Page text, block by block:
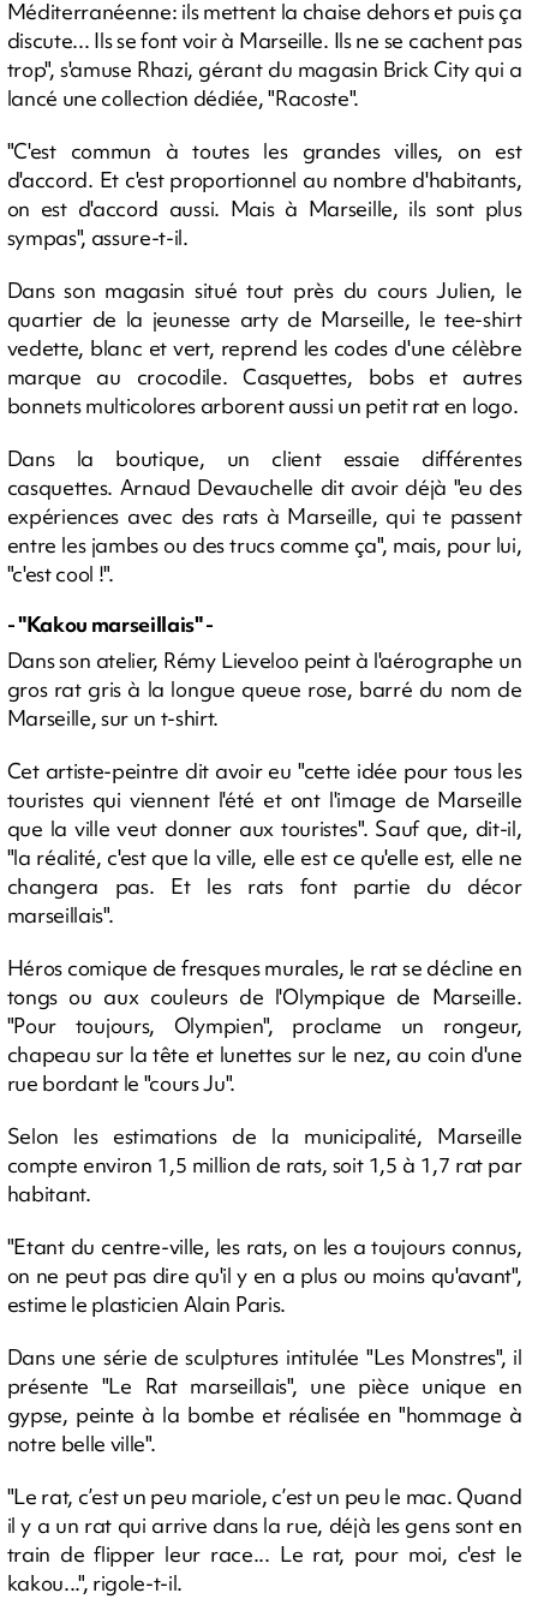
Méditerranéenne: ils mettent la chaise dehors et puis ça
discute... Ils se font voir à Marseille. Ils ne se cachent pas
trop", s'amuse Rhazi, gérant du magasin Brick City qui a
lancé une collection dédiée, "Racoste".
"C'est commun à toutes les grandes villes, on est
d'accord. Et c'est proportionnel au nombre d'habitants,
on est d'accord aussi. Mais à Marseille, ils sont plus
sympas", assure-t-il.
Dans son magasin situé tout près du cours Julien, le
quartier de la jeunesse arty de Marseille, le tee-shirt
vedette, blanc et vert, reprend les codes d'une célèbre
marque au crocodile. Casquettes, bobs et autres
bonnets multicolores arborent aussi un petit rat en logo.
Dans la boutique, un client essaie différentes
casquettes. Arnaud Devauchelle dit avoir déjà "eu des
expériences avec des rats à Marseille, qui te passent
entre les jambes ou des trucs comme ça", mais, pour lui,
"c'est cool !".
- "Kakou marseillais" -
Dans son atelier, Rémy Lieveloo peint à l'aérographe un
gros rat gris à la longue queue rose, barré du nom de
Marseille, sur un t-shirt.
Cet artiste-peintre dit avoir eu "cette idée pour tous les
touristes qui viennent l'été et ont l'image de Marseille
que la ville veut donner aux touristes". Sauf que, dit-il,
"la réalité, c'est que la ville, elle est ce qu'elle est, elle ne
changera pas. Et les rats font partie du décor
marseillais".
Héros comique de fresques murales, le rat se décline en
tongs ou aux couleurs de l'Olympique de Marseille.
"Pour toujours, Olympien", proclame un rongeur,
chapeau sur la tête et lunettes sur le nez, au coin d'une
rue bordant le "cours Ju".
Selon les estimations de la municipalité, Marseille
compte environ 1,5 million de rats, soit 1,5 à 1,7 rat par
habitant.
"Etant du centre-ville, les rats, on les a toujours connus,
on ne peut pas dire qu'il y en a plus ou moins qu'avant",
estime le plasticien Alain Paris.
Dans une série de sculptures intitulée "Les Monstres", il
présente "Le Rat marseillais", une pièce unique en
gypse, peinte à la bombe et réalisée en "hommage à
notre belle ville".
"Le rat, c’est un peu mariole, c’est un peu le mac. Quand
il y a un rat qui arrive dans la rue, déjà les gens sont en
train de flipper leur race... Le rat, pour moi, c'est le
kakou...", rigole-t-il.